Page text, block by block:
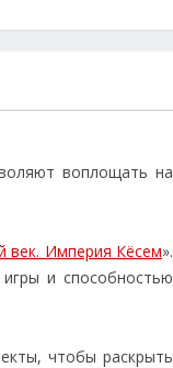
воплощать на
век. Империя Кёсем».
и способностью
чтобы раскрыть